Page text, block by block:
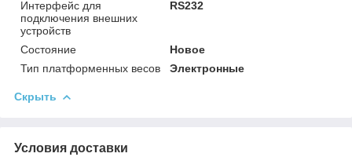
Интерфейс для
подключения внешних
устройств
RS232
Состояние
Новое
Тип платформенных весов
Электронные
Скрыть
Условия доставки